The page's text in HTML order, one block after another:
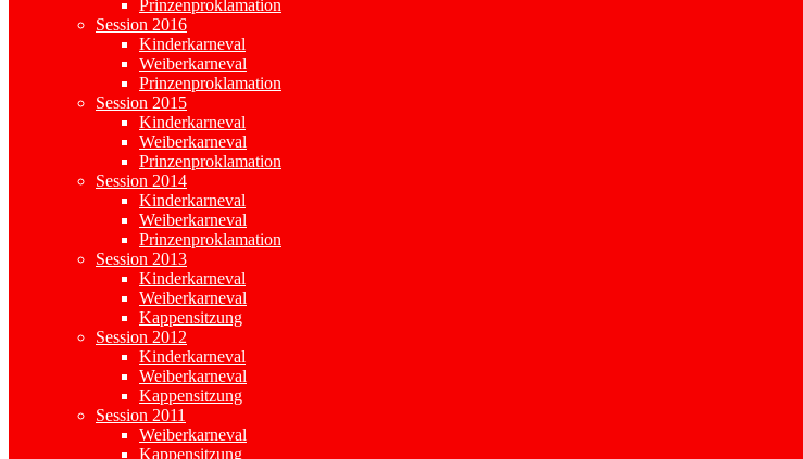
Prinzenproklamation
Session 2016
Kinderkarneval
Weiberkarneval
Prinzenproklamation
Session 2015
Kinderkarneval
Weiberkarneval
Prinzenproklamation
Session 2014
Kinderkarneval
Weiberkarneval
Prinzenproklamation
Session 2013
Kinderkarneval
Weiberkarneval
Kappensitzung
Session 2012
Kinderkarneval
Weiberkarneval
Kappensitzung
Session 2011
Weiberkarneval
Kappensitzung